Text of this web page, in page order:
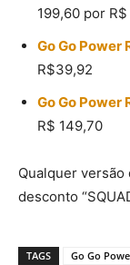
199,60 por
Go Go Power
R$39,92
Go Go Power
R$ 149,70
Qualquer versão
desconto
TAGS Go Go